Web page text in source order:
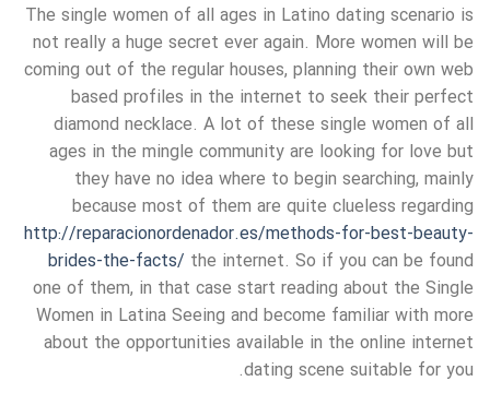
The single women of all ages in Latino dating scenario is
not really a huge secret ever again. More women will be
coming out of the regular houses, planning their own web
based profiles in the internet to seek their perfect
diamond necklace. A lot of these single women of all
ages in the mingle community are looking for love but
they have no idea where to begin searching, mainly
because most of them are quite clueless regarding
http://reparacionordenador.es/methods-for-best-beauty-
brides-the-facts/ the internet. So if you can be found
one of them, in that case start reading about the Single
Women in Latina Seeing and become familiar with more
about the opportunities available in the online internet
dating scene suitable for you.